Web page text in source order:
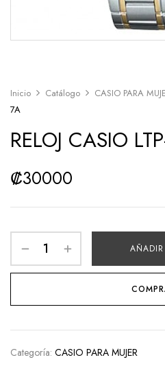
Inicio Catálogo CASIO PARA
7A
RELOJ CASIO
₡30000
Categoría: CASIO PARA MUJER